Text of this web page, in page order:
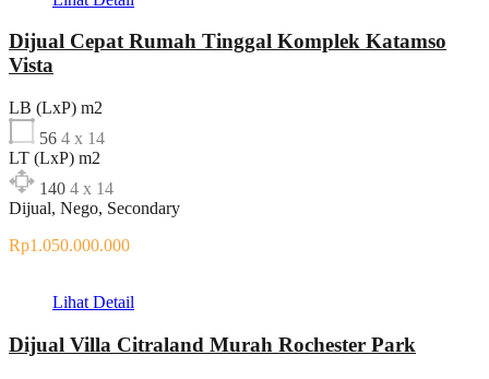
Dijual Cepat Rumah Tinggal Komplek Katamso
Vista
LB (LxP) m2
56 4 x 14
LT (LxP) m2
140 4 x 14
Dijual, Nego, Secondary
Rp1.050.000.000
Lihat Detail
Dijual Villa Citraland Murah Rochester Park